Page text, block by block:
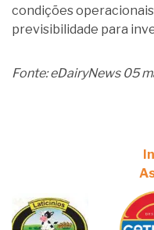
condições
previsibilidade para
Fonte: eDairyNews 05